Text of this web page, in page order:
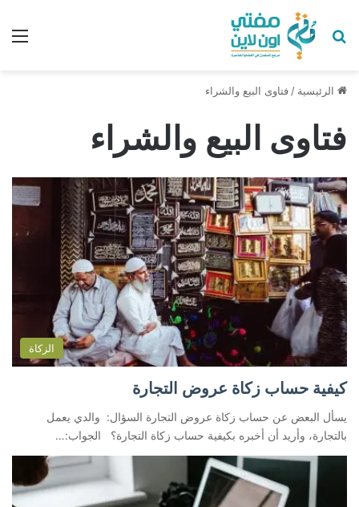
بحث عن
الرئيسية / فتاوى البيع والشراء
فتاوى البيع والشراء
الزكاة
كيفية حساب زكاة عروض التجارة
يسأل البعض عن حساب زكاة عروض التجارة السؤال: والدي يعمل
بالتجارة، وأريد أن أخبره بكيفية حساب زكاة التجارة؟ الجواب:…